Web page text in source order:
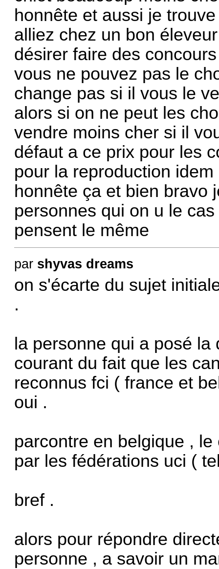
honnête et aussi je
alliez chez un bon
désirer faire des
vous ne pouvez pas le
change pas si il vous le
alors si on ne peut les
vendre moins cher si il
défaut a ce prix pour les
pour la reproduction
honnête ça et bien bravo
personnes qui on u le
pensent le même
par shyvas dreams
on s'écarte du sujet
.
la personne qui a posé
courant du fait que les
reconnus fci ( france et
oui .
parcontre en belgique ,
par les fédérations uci (
bref .
alors pour répondre
personne , a savoir un